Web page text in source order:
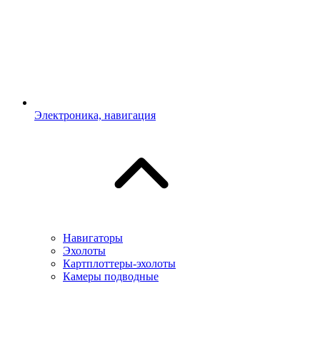
Электроника, навигация
Навигаторы
Эхолоты
Картплоттеры-эхолоты
Камеры подводные